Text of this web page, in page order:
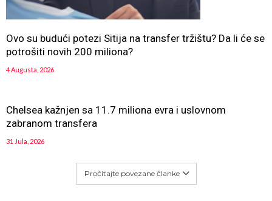
Ovo su budući potezi Sitija na transfer tržištu? Da li će se
potrošiti novih 200 miliona?
4 Augusta, 2026
Chelsea kažnjen sa 11.7 miliona evra i uslovnom
zabranom transfera
31 Jula, 2026
Pročitajte povezane članke